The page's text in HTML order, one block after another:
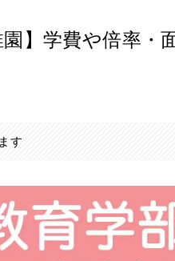
園】学費や倍率
す